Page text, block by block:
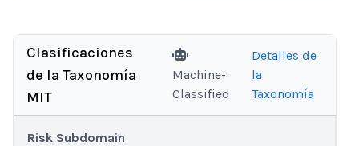
Clasificaciones
de la Taxonomía
MIT
Machine-
Classified
Detalles de
la
Taxonomía
Risk Subdomain